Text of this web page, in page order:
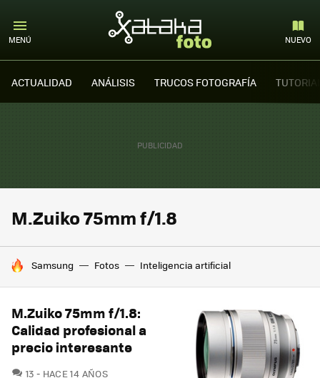
MENÚ NUEVO
ACTUALIDAD ANÁLISIS TRUCOS FOTOGRAFÍA
M.Zuiko 75mm f/1.8
HOY SE HABLA DE
Samsung Fotos Inteligencia artificial
M.Zuiko 75mm f/1.8:
Calidad profesional a
precio interesante
13 COMENTARIOS
HACE 14 AÑOS